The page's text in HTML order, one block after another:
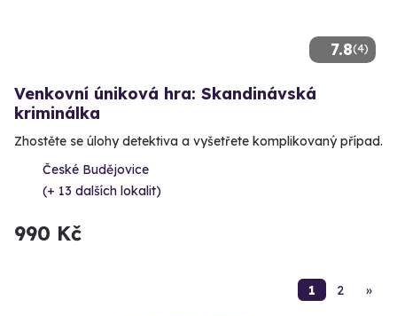
7.8(4)
Venkovní úniková hra: Skandinávská
kriminálka
Zhostěte se úlohy detektiva a vyšetřete komplikovaný případ.
České Budějovice
(+ 13 dalších lokalit)
990 Kč
1 2 »